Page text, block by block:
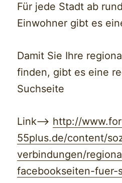
Für jede Stadt ab
Einwohner gibt es
Damit Sie Ihre
finden, gibt es eine
Suchseite
Link–> http://
55plus.de/content/
verbindungen/
facebookseiten-fuer-